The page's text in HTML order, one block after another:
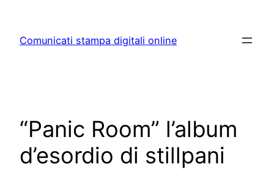
content
Comunicati stampa digitali online
“Panic Room” l’album
d’esordio di stillpani